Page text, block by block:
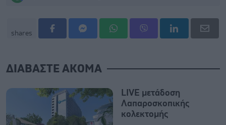
shares
ΔΙΑΒΑΣΤΕ ΑΚΟΜΑ
LIVE μετάδοση
Λαπαροσκοπικής
κολεκτομής